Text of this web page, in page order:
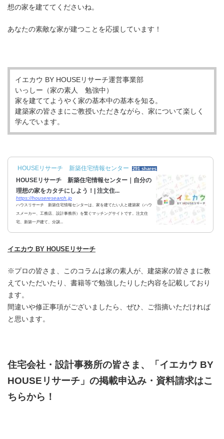
想の家を建ててくださいね。
あなたの素敵な家が建つことを応援しています！
イエカウ BY HOUSEリサーチ運営事業部
いっしー（家の素人 勉強中）
家を建ててようやく家の基本中の基本を知る。
建築家の皆さまにご教授いただきながら、家について楽しく
学んでいます。
HOUSEリサーチ 新築住宅情報センター 291 shares
HOUSEリサーチ 新築住宅情報センター｜自分の
理想の家をカタチにしよう！| 注文住...
https://houseresearch.jp
ハウスリサーチ 新築住宅情報センターは、家を建てたい人と建築家（ハウ
スメーカー、工務店、設計事務所）を繋ぐマッチングサイトです。注文住
宅、新築一戸建て、分譲...
イエカウ BY HOUSEリサーチ
※プロの皆さま、このコラムは家の素人が、建築家の皆さまに教
えていただいたり、書籍等で勉強したりした内容を記載しており
ます。
間違いや修正事項がございましたら、ぜひ、ご指摘いただければ
と思います。
住宅会社・設計事務所の皆さま、「イエカウ BY
HOUSEリサーチ」の掲載申込み・資料請求はこ
ちらから！